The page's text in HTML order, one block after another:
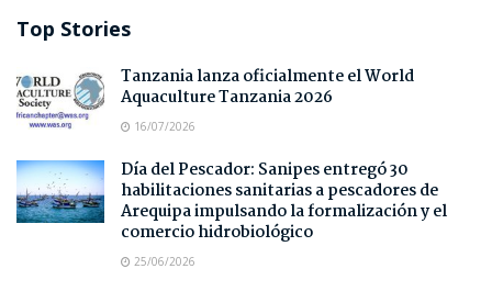
Top Stories
Tanzania lanza oficialmente el World
Aquaculture Tanzania 2026
16/07/2026
Día del Pescador: Sanipes entregó 30
habilitaciones sanitarias a pescadores de
Arequipa impulsando la formalización y el
comercio hidrobiológico
25/06/2026